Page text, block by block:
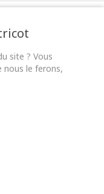
site ? Vous
nous le ferons,